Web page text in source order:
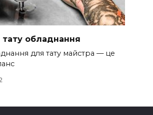
тату обладнання
для тату майстра — це